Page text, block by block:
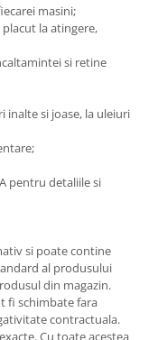
masini;
la atingere,
si retine
inalte si joase, la uleiuri
pentru detaliile si
si poate contine
al produsului
din magazin.
fi schimbate fara
contractuala.
Cu toate acestea